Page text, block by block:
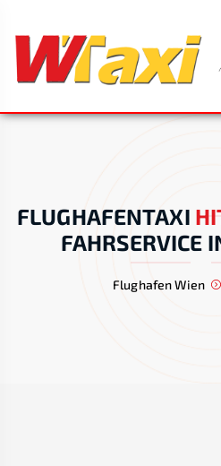
FLUGHAFENTAXI
FAHRSERVICE
Flughafen Wien